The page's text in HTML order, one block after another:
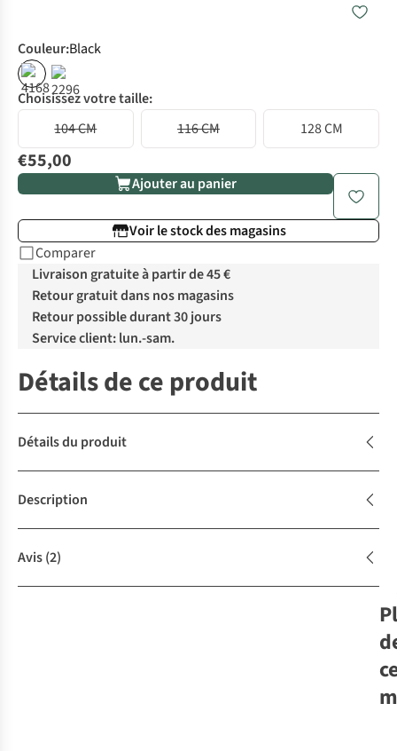
Couleur:Black
Choisissez votre taille:
104 CM
116 CM 128 CM
€55,00
Ajouter au panier
Voir le stock des magasins
Comparer
Livraison gratuite à partir de 45 €
Retour gratuit dans nos magasins
Retour possible durant 30 jours
Service client: lun.-sam.
Détails de ce produit
Détails du produit
Description
Avis(2)